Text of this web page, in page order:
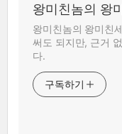
왕미친놈의 왕
왕미친놈의 왕미친
써도 되지만, 근거
다.
구독하기